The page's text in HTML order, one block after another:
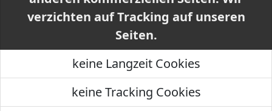
verzichten auf Tracking auf unseren
Seiten.
keine Langzeit Cookies
keine Tracking Cookies